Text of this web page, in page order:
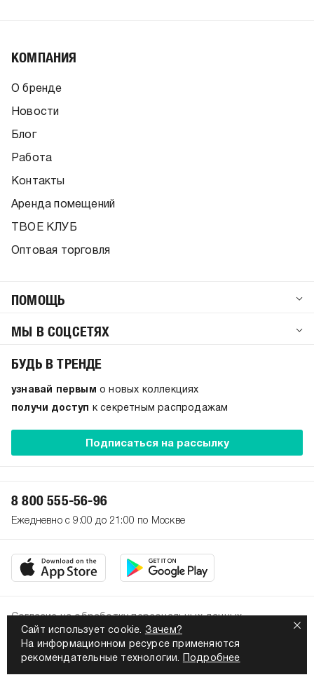
Сайт использует cookie. Зачем?
На информационном ресурсе применяются
рекомендательные технологии.
Подробнее
КОМПАНИЯ
О бренде
Новости
Блог
Работа
Контакты
Аренда помещений
ТВОЕ КЛУБ
Оптовая торговля
ПОМОЩЬ
МЫ В СОЦСЕТЯХ
БУДЬ В ТРЕНДЕ
узнавай первым о новых коллекциях
получи доступ к секретным распродажам
Подписаться на рассылку
8 800 555-56-96
Ежедневно с 9:00 до 21:00 по Москве
2026. Все права защищены
Политика конфиденциальности
Согласие на обработку персональных данных